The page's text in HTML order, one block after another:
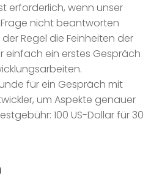
erforderlich, wenn unser
nicht beantworten
Regel die Feinheiten der
einfach ein erstes Gespräch
für ein Gespräch mit
um Aspekte genauer
100 US-Dollar für 30